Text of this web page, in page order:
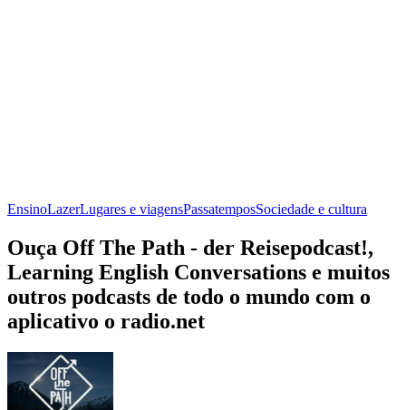
EnsinoLazerLugares e viagensPassatemposSociedade e cultura
Ouça Off The Path - der Reisepodcast!,
Learning English Conversations e muitos
outros podcasts de todo o mundo com o
aplicativo o radio.net